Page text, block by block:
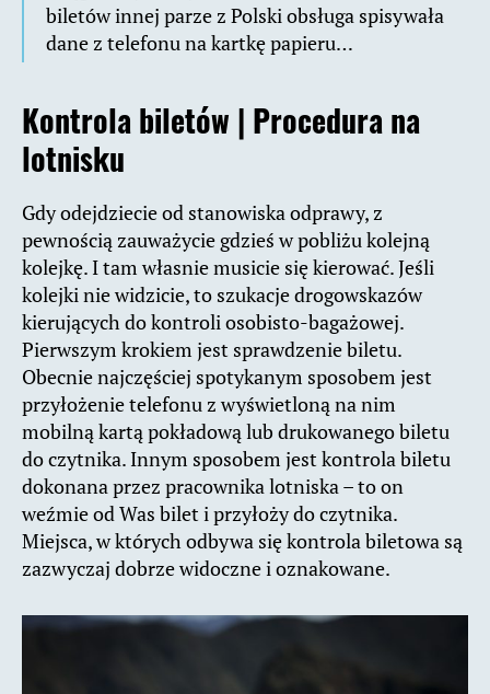
biletów innej parze z Polski obsługa spisywała
dane z telefonu na kartkę papieru…
Kontrola biletów | Procedura na
lotnisku
Gdy odejdziecie od stanowiska odprawy, z
pewnością zauważycie gdzieś w pobliżu kolejną
kolejkę. I tam własnie musicie się kierować. Jeśli
kolejki nie widzicie, to szukacje drogowskazów
kierujących do kontroli osobisto-bagażowej.
Pierwszym krokiem jest sprawdzenie biletu.
Obecnie najczęściej spotykanym sposobem jest
przyłożenie telefonu z wyświetloną na nim
mobilną kartą pokładową lub drukowanego biletu
do czytnika. Innym sposobem jest kontrola biletu
dokonana przez pracownika lotniska – to on
weźmie od Was bilet i przyłoży do czytnika.
Miejsca, w których odbywa się kontrola biletowa są
zazwyczaj dobrze widoczne i oznakowane.